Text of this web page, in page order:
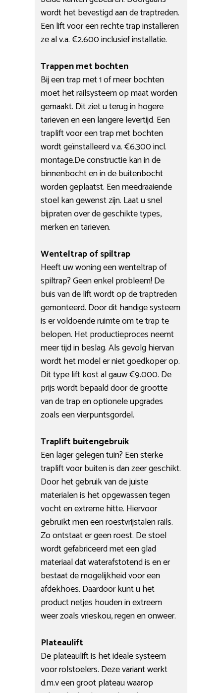
wordt het bevestigd aan de traptreden.
Een lift voor een rechte trap installeren
ze al v.a. €2.600 inclusief installatie.
Trappen met bochten
Bij een trap met 1 of meer bochten
moet het railsysteem op maat worden
gemaakt. Dit ziet u terug in hogere
tarieven en een langere levertijd. Een
traplift voor een trap met bochten
wordt geïnstalleerd v.a. €6.300 incl.
montage.De constructie kan in de
binnenbocht en in de buitenbocht
worden geplaatst. Een meedraaiende
stoel kan gewenst zijn. Laat u snel
bijpraten over de geschikte types,
merken en tarieven.
Wenteltrap of spiltrap
Heeft uw woning een wenteltrap of
spiltrap? Geen enkel probleem! De
buis van de lift wordt op de traptreden
gemonteerd. Door dit handige systeem
is er voldoende ruimte om te trap te
belopen. Het productieproces neemt
meer tijd in beslag. Als gevolg hiervan
wordt het model er niet goedkoper op.
Dit type lift kost al gauw €9.000. De
prijs wordt bepaald door de grootte
van de trap en optionele upgrades
zoals een vierpuntsgordel.
Traplift buitengebruik
Een lager gelegen tuin? Een sterke
traplift voor buiten is dan zeer geschikt.
Door het gebruik van de juiste
materialen is het opgewassen tegen
vocht en extreme hitte. Hiervoor
gebruikt men een roestvrijstalen rails.
Zo ontstaat er geen roest. De stoel
wordt gefabriceerd met een glad
materiaal dat waterafstotend is en er
bestaat de mogelijkheid voor een
afdekhoes. Daardoor kunt u het
product netjes houden in extreem
weer zoals vrieskou, regen en onweer.
Plateaulift
De plateaulift is het ideale systeem
voor rolstoelers. Deze variant werkt
d.m.v een groot plateau waarop